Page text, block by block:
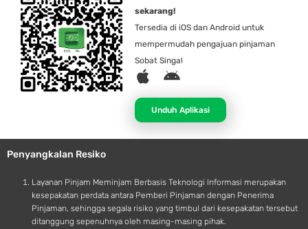
sekarang!
Tersedia di iOS dan Android untuk
mempermudah pengajuan pinjaman
Sobat Singa!
A
p
l
e
A
d
r
o
d
Unduh Aplikasi
Penyangkalan Resiko
Layanan Pinjam Meminjam Berbasis Teknologi Informasi merupakan
kesepakatan perdata antara Pemberi Pinjaman dengan Penerima
Pinjaman, sehingga segala risiko yang timbul dari kesepakatan tersebut
ditanggung sepenuhnya oleh masing-masing pihak.